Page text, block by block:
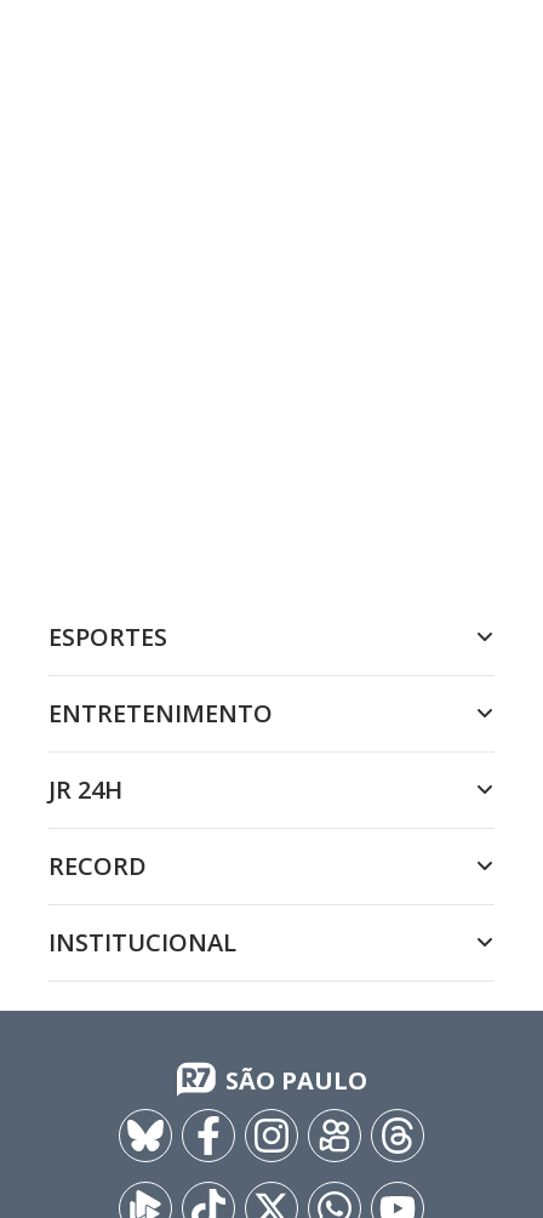
ESPORTES
ENTRETENIMENTO
JR 24H
RECORD
INSTITUCIONAL
SÃO PAULO